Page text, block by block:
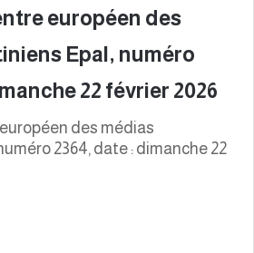
européen des
Epal, numéro
22 février 2026
des médias
2364, date : dimanche 22